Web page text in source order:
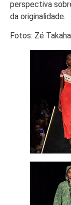
perspectiva
da originalidade.
Fotos: Zé